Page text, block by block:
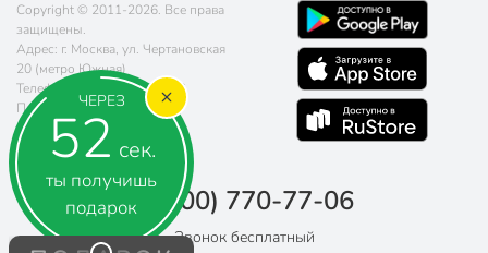
ЧЕРЕЗ
50 сек.
ты получишь
подарок
Copyright © 2011-2026. Все права
защищены.
Адрес: г. Москва, ул. Чертановская
20 (метро Южная)
Телефон:
8 (800) 770-77-06
Почта:
sales@poryadok.ru
8 (800) 770-77-06
Звонок бесплатный